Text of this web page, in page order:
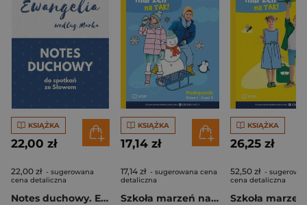
KSIĄŻKA
22,00 zł
22,00 zł - sugerowana
cena detaliczna
Notes duchowy. Ewangelia wg. Marka
KSIĄŻKA
17,14 zł
17,14 zł - sugerowana cena
detaliczna
Szkoła marzeń na TAK SP 1 podr. cz.2
KSIĄŻKA
26,25 zł
52,50 zł -
cena detaliczna